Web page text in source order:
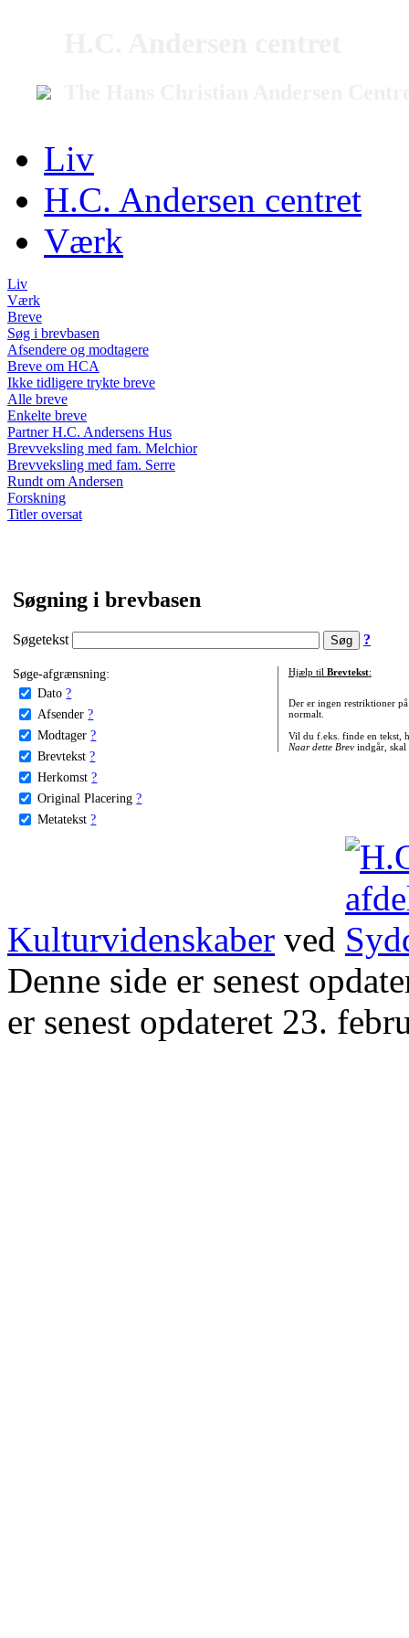
Liv
H.C. Andersen centret
Værk
Liv
Værk
Breve
Søg i brevbasen
Afsendere og modtagere
Breve om HCA
Ikke tidligere trykte breve
Alle breve
Enkelte breve
Partner H.C. Andersens Hus
Brevveksling med fam. Melchior
Brevveksling med fam. Serre
Rundt om Andersen
Forskning
Titler oversat
Søgning i brevbasen
Søgetekst ?
Søge-afgrænsning:
Dato ?
Afsender ?
Modtager ?
Brevtekst ?
Herkomst ?
Original Placering ?
Metatekst ?
Hjælp til Brevtekst:
Der er ingen restriktioner
normalt.
Vil du f.eks. finde en tekst,
Naar dette Brevindgår, skal
Kulturvidenskaber ved
Denne side er senest
er senest opdateret 23.